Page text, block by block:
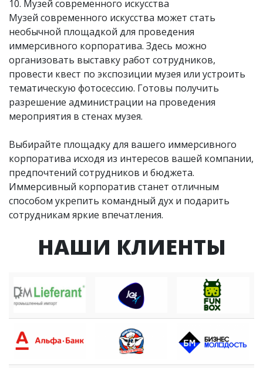
10. Музей современного искусства
Музей современного искусства может стать
необычной площадкой для проведения
иммерсивного корпоратива. Здесь можно
организовать выставку работ сотрудников,
провести квест по экспозиции музея или устроить
тематическую фотосессию. Готовы получить
разрешение администрации на проведения
мероприятия в стенах музея.
Выбирайте площадку для вашего иммерсивного
корпоратива исходя из интересов вашей компании,
предпочтений сотрудников и бюджета.
Иммерсивный корпоратив станет отличным
способом укрепить командный дух и подарить
сотрудникам яркие впечатления.
НАШИ КЛИЕНТЫ